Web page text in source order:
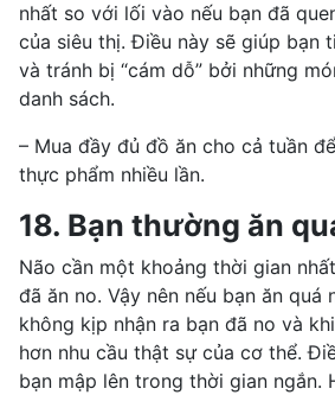
nhất so với lối vào nếu bạn đã
của siêu thị. Điều này sẽ giúp bạn
và tránh bị “cám dỗ” bởi những
danh sách.
– Mua đầy đủ đồ ăn cho cả tuần
thực phẩm nhiều lần.
18. Bạn thường ăn
Não cần một khoảng thời gian
đã ăn no. Vậy nên nếu bạn ăn quá
không kịp nhận ra bạn đã no và
hơn nhu cầu thật sự của cơ thể.
bạn mập lên trong thời gian ngắn.